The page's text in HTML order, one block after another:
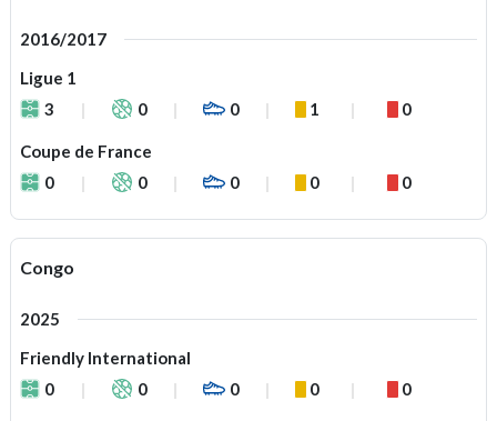
2016/2017
Ligue 1
3
0 0 1 0
Coupe de France
0
0 0 0 0
Congo
2025
Friendly International
0
0 0 0 0